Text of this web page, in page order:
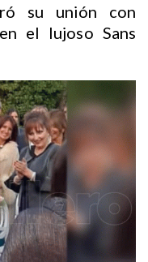
su unión con
el lujoso Sans